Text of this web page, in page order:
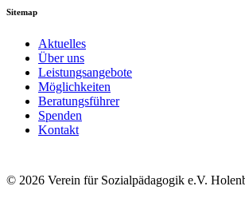
Sitemap
Aktuelles
Über uns
Leistungsangebote
Möglichkeiten
Beratungsführer
Spenden
Kontakt
© 2026 Verein für Sozialpädagogik e.V.